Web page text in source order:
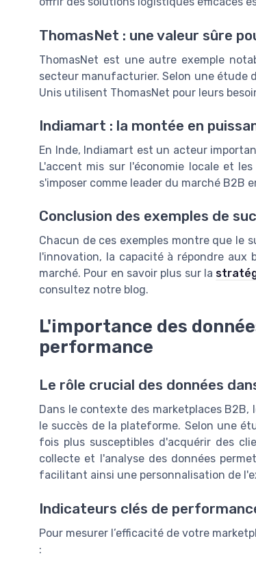
ThomasNet : une valeur sûre
ThomasNet est une autre exemple
secteur manufacturier. Selon une étude
Unis utilisent ThomasNet pour leurs
Indiamart : la montée en
En Inde, Indiamart est un acteur
L'accent mis sur l'économie locale et
s'imposer comme leader du marché B2B
Conclusion des exemples de
Chacun de ces exemples montre que le
l'innovation, la capacité à répondre aux
marché. Pour en savoir plus sur la
consultez notre blog.
L'importance des
performance
Le rôle crucial des données
Dans le contexte des marketplaces
le succès de la plateforme. Selon une
fois plus susceptibles d'acquérir des
collecte et l'analyse des données
facilitant ainsi une personnalisation de
Indicateurs clés de
Pour mesurer l’efficacité de votre
: